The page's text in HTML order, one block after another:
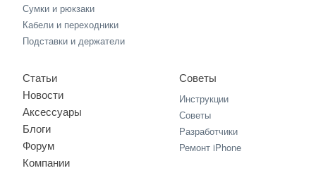
Сумки и рюкзаки
Кабели и переходники
Подставки и держатели
Статьи
Новости
Аксессуары
Блоги
Форум
Компании
Советы
Инструкции
Советы
Разработчики
Ремонт iPhone